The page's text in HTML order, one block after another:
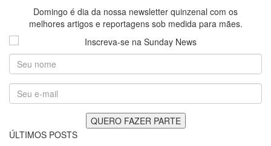
Domingo é dia da nossa newsletter quinzenal com os
melhores artigos e reportagens sob medida para mães.
ÚLTIMOS POSTS